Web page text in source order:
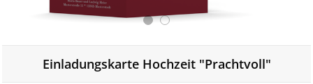
Einladungskarte Hochzeit "Prachtvoll"